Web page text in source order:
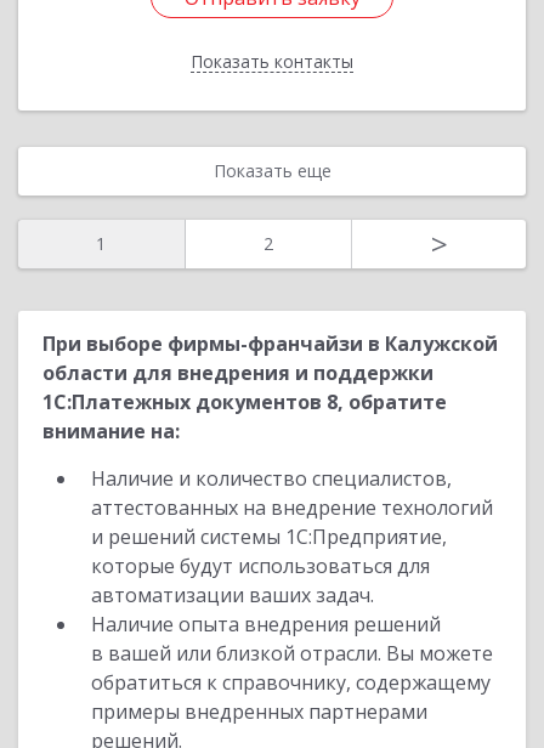
Показать контакты
Назад
Показать еще
1 2 >
При выборе фирмы-франчайзи в Калужской
области для внедрения и поддержки
1С:Платежных документов 8, обратите
внимание на:
Наличие и количество специалистов,
аттестованных на внедрение технологий
и решений системы 1С:Предприятие,
которые будут использоваться для
автоматизации ваших задач.
Наличие опыта внедрения решений
в вашей или близкой отрасли. Вы можете
обратиться к справочнику, содержащему
примеры внедренных партнерами
решений.